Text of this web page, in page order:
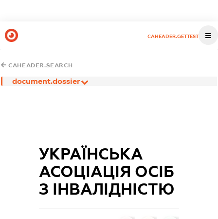
CAHEADER.GETTEST
CAHEADER.SEARCH
document.dossier
УКРАЇНСЬКА
АСОЦІАЦІЯ ОСІБ
З ІНВАЛІДНІСТЮ